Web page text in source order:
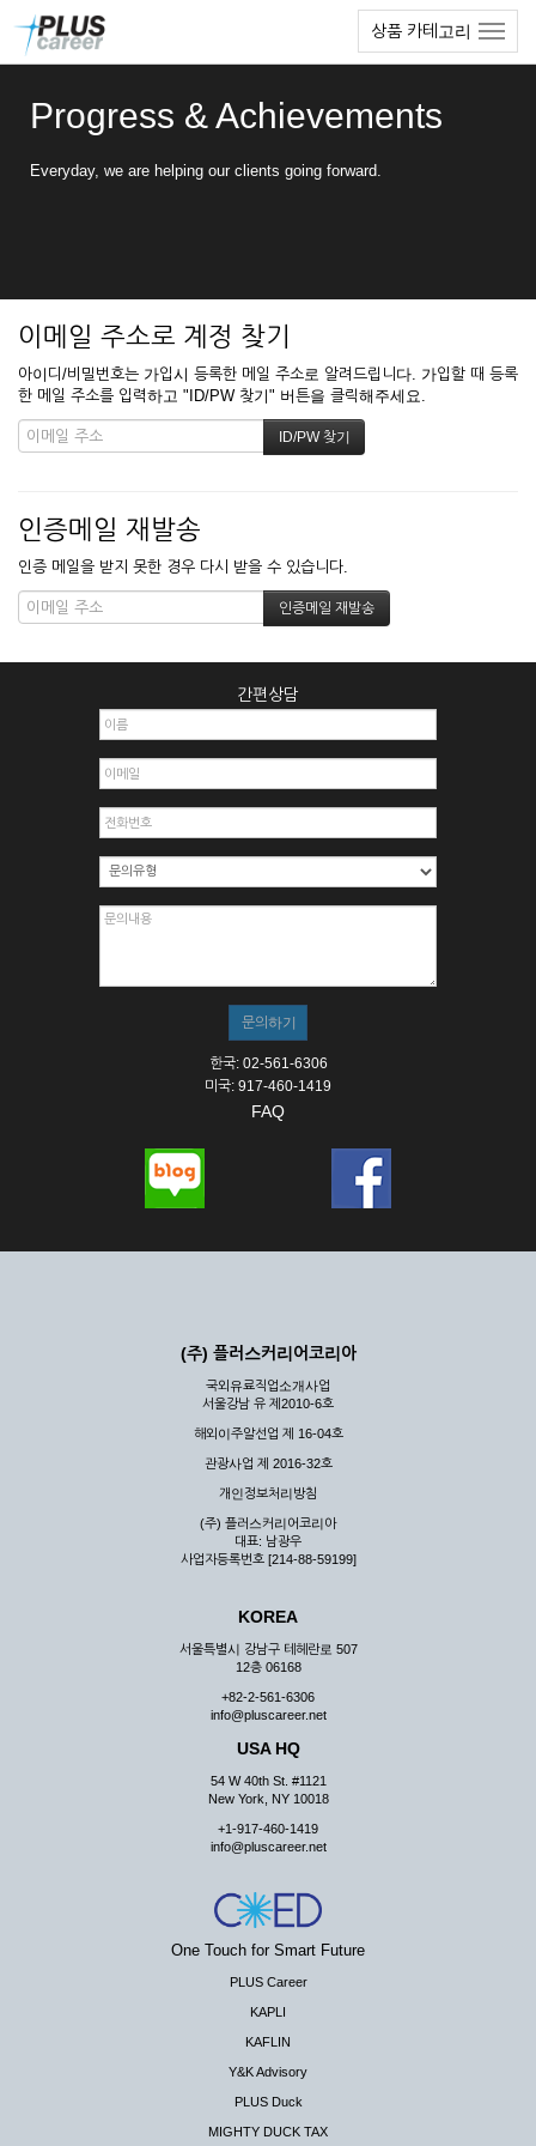
상품 카테고리
Progress & Achievements
Everyday, we are helping our clients going forward.
이메일 주소로 계정 찾기
아이디/비밀번호는 가입시 등록한 메일 주소로 알려드립니다. 가입할 때 등록
한 메일 주소를 입력하고 "ID/PW 찾기" 버튼을 클릭해주세요.
인증메일 재발송
인증 메일을 받지 못한 경우 다시 받을 수 있습니다.
간편상담
한국: 02-561-6306
미국: 917-460-1419
FAQ
(주) 플러스커리어코리아
국외유료직업소개사업
서울강남 유 제2010-6호
해외이주알선업 제 16-04호
관광사업 제 2016-32호
개인정보처리방침
(주) 플러스커리어코리아
대표: 남광우
사업자등록번호 [214-88-59199]
KOREA
서울특별시 강남구 테헤란로 507
12층 06168
+82-2-561-6306
info@pluscareer.net
USA HQ
54 W 40th St. #1121
New York, NY 10018
+1-917-460-1419
info@pluscareer.net
One Touch for Smart Future
PLUS Career
KAPLI
KAFLIN
Y&K Advisory
PLUS Duck
MIGHTY DUCK TAX